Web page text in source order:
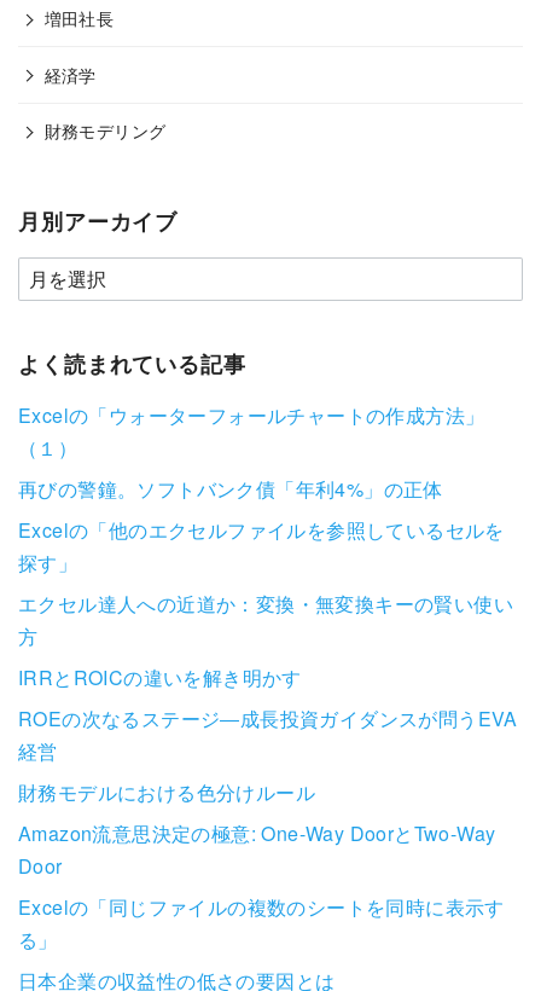
増田社長
経済学
財務モデリング
月別アーカイブ
よく読まれている記事
Excelの「ウォーターフォールチャートの作成方法」
（１）
再びの警鐘。ソフトバンク債「年利4%」の正体
Excelの「他のエクセルファイルを参照しているセルを
探す」
エクセル達人への近道か：変換・無変換キーの賢い使い
方
IRRとROICの違いを解き明かす
ROEの次なるステージ―成長投資ガイダンスが問うEVA
経営
財務モデルにおける色分けルール
Amazon流意思決定の極意: One-Way DoorとTwo-Way
Door
Excelの「同じファイルの複数のシートを同時に表示す
る」
日本企業の収益性の低さの要因とは